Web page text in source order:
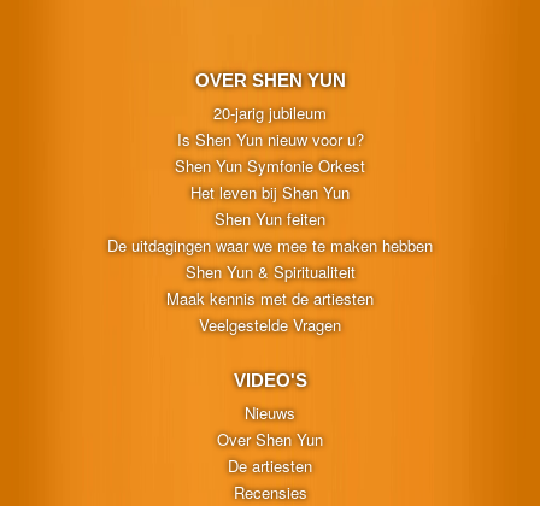
OVER SHEN YUN
20-jarig jubileum
Is Shen Yun nieuw voor u?
Shen Yun Symfonie Orkest
Het leven bij Shen Yun
Shen Yun feiten
De uitdagingen waar we mee te maken hebben
Shen Yun & Spiritualiteit
Maak kennis met de artiesten
Veelgestelde Vragen
VIDEO'S
Nieuws
Over Shen Yun
De artiesten
Recensies